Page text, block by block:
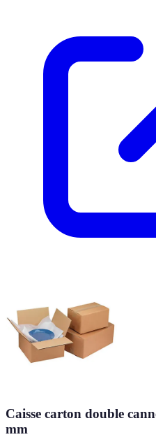
Caisse carton double
mm